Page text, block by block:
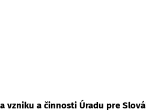
a činnosti Úradu pre